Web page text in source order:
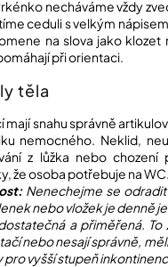
necháváme vždy
ceduli s velkým
na slova jako klozet
při orientaci.
těla
mají snahu správně
nemocného. Neklid,
z lůžka nebo chození
že osoba potřebuje na WC.
Nenechejme se
nebo vložek je denně
a přiměřená. To
nebo nesají správně,
pro vyšší stupeň